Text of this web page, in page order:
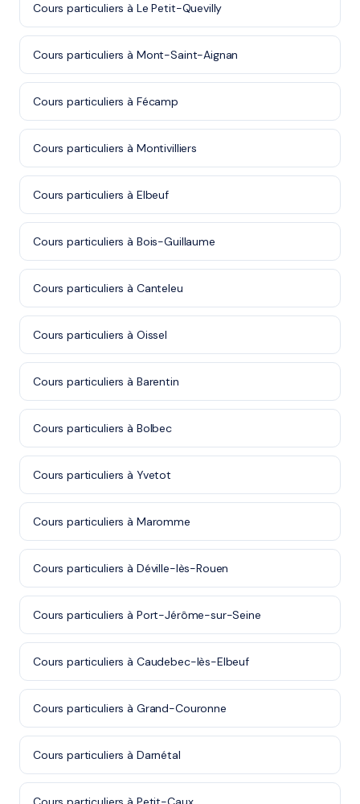
Cours particuliers à Le Petit-Quevilly
Cours particuliers à Mont-Saint-Aignan
Cours particuliers à Fécamp
Cours particuliers à Montivilliers
Cours particuliers à Elbeuf
Cours particuliers à Bois-Guillaume
Cours particuliers à Canteleu
Cours particuliers à Oissel
Cours particuliers à Barentin
Cours particuliers à Bolbec
Cours particuliers à Yvetot
Cours particuliers à Maromme
Cours particuliers à Déville-lès-Rouen
Cours particuliers à Port-Jérôme-sur-Seine
Cours particuliers à Caudebec-lès-Elbeuf
Cours particuliers à Grand-Couronne
Cours particuliers à Darnétal